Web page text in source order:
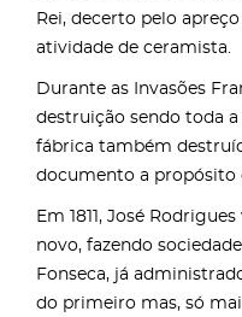
Rei, decerto pelo
atividade de ceramista.
Durante as Invasões
destruição sendo toda
fábrica também
documento a propósito
Em 1811, José
novo, fazendo
Fonseca, já
do primeiro mas, só